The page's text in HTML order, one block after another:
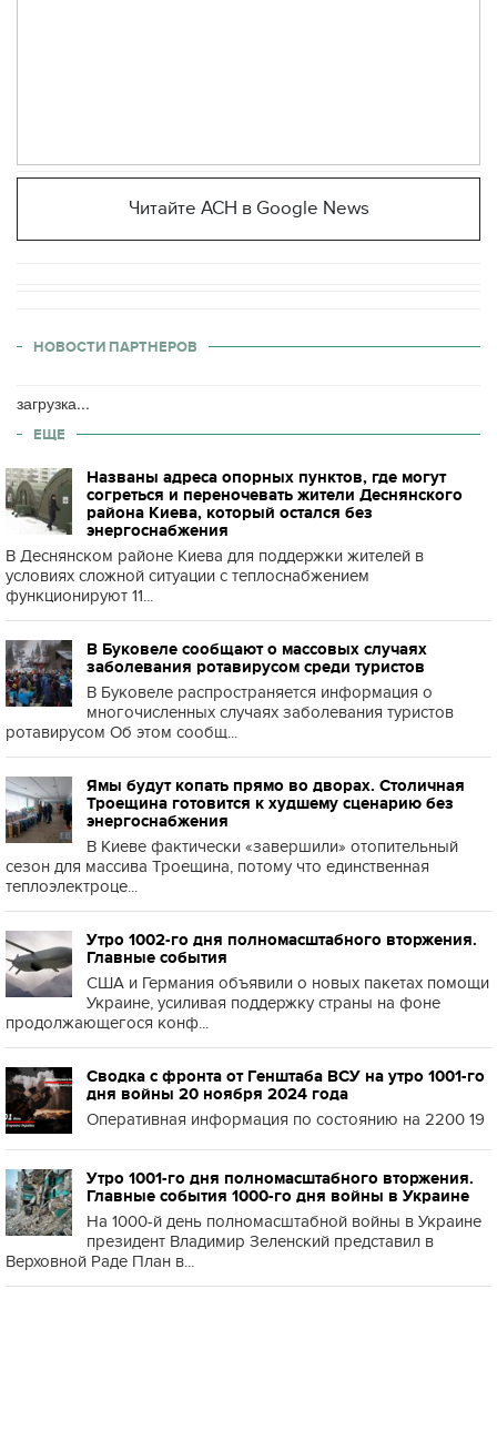
Читайте АСН в Google News
НОВОСТИ ПАРТНЕРОВ
загрузка...
ЕЩЕ
Названы адреса опорных пунктов, где могут
согреться и переночевать жители Деснянского
района Киева, который остался без
энергоснабжения
В Деснянском районе Киева для поддержки жителей в
условиях сложной ситуации с теплоснабжением
функционируют 11...
В Буковеле сообщают о массовых случаях
заболевания ротавирусом среди туристов
В Буковеле распространяется информация о
многочисленных случаях заболевания туристов
ротавирусом Об этом сообщ...
Ямы будут копать прямо во дворах. Столичная
Троещина готовится к худшему сценарию без
энергоснабжения
В Киеве фактически «завершили» отопительный
сезон для массива Троещина, потому что единственная
теплоэлектроце...
Утро 1002-го дня полномасштабного вторжения.
Главные события
США и Германия объявили о новых пакетах помощи
Украине, усиливая поддержку страны на фоне
продолжающегося конф...
Сводка с фронта от Генштаба ВСУ на утро 1001-го
дня войны 20 ноября 2024 года
Оперативная информация по состоянию на 2200 19
Утро 1001-го дня полномасштабного вторжения.
Главные события 1000-го дня войны в Украине
На 1000-й день полномасштабной войны в Украине
президент Владимир Зеленский представил в
Верховной Раде План в...